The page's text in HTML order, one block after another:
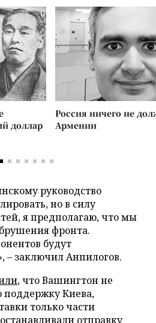
доллар
Россия ничего не
Армении
руководство
но в силу
я предполагаю, что мы
фронта.
будут
– заключил Анпилогов.
, что Вашингтон не
Киева,
только части
отправку